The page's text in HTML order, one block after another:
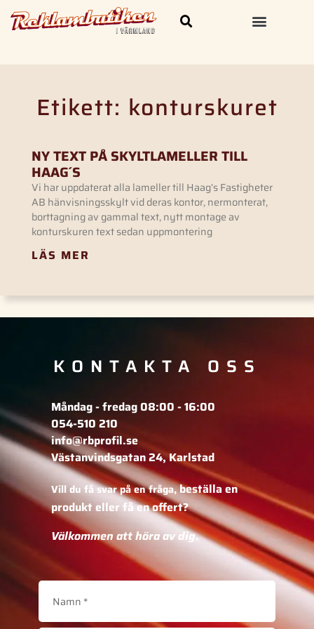
Etikett: konturskuret
NY TEXT PÅ SKYLTLAMELLER TILL
HAAG´S
Vi har uppdaterat alla lameller till Haag’s Fastigheter
AB hänvisningsskylt vid deras kontor, nermonterat,
borttagning av gammal text, nytt montage av
konturskuren text sedan uppmontering
LÄS MER
KONTAKTA OSS
Måndag - fredag 08:00 - 16:00
054-510 210
info@rbprofil.se
Västanvindsgatan 24, Karlstad
Vill du få svar på en fråga,beställa en
produkt eller få en offert?
Välkommen att höra av dig.